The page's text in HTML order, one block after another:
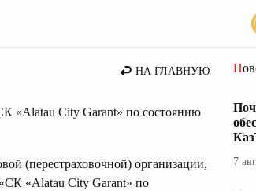
НА ГЛАВНУЮ
«Alatau City Garant» по состоянию
(перестраховочной) организации,
«Alatau City Garant» по
7